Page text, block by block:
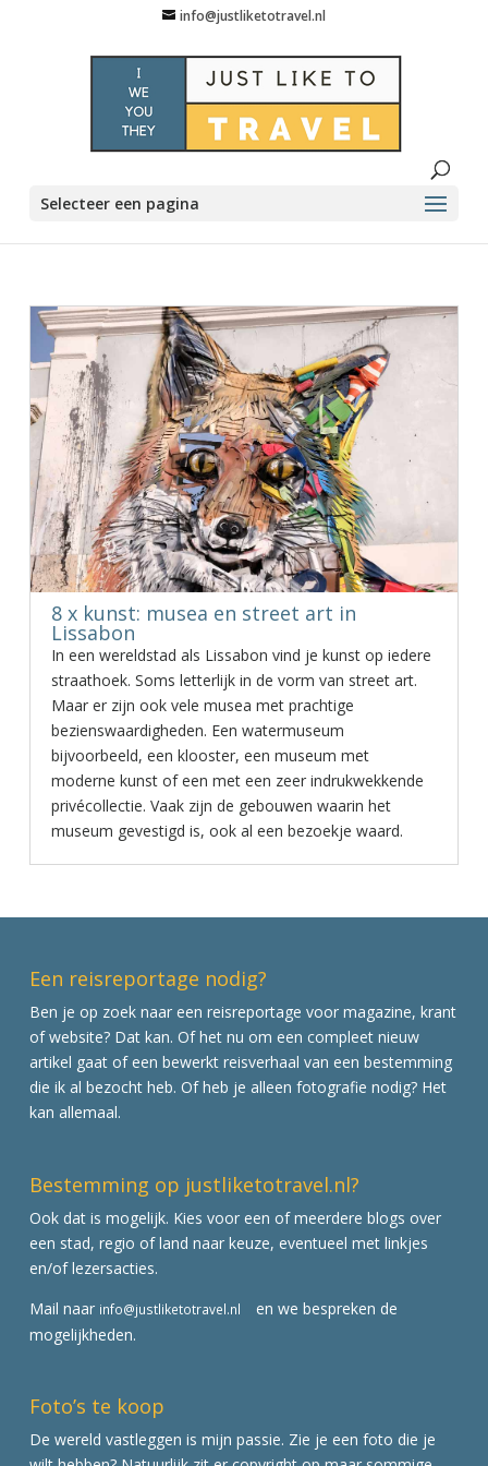
info@justliketotravel.nl
Selecteer een pagina
8 x kunst: musea en street art in
Lissabon
In een wereldstad als Lissabon vind je kunst op iedere
straathoek. Soms letterlijk in de vorm van street art.
Maar er zijn ook vele musea met prachtige
bezienswaardigheden. Een watermuseum
bijvoorbeeld, een klooster, een museum met
moderne kunst of een met een zeer indrukwekkende
privécollectie. Vaak zijn de gebouwen waarin het
museum gevestigd is, ook al een bezoekje waard.
Een reisreportage nodig?
Ben je op zoek naar een reisreportage voor magazine, krant
of website? Dat kan. Of het nu om een compleet nieuw
artikel gaat of een bewerkt reisverhaal van een bestemming
die ik al bezocht heb. Of heb je alleen fotografie nodig? Het
kan allemaal.
Bestemming op justliketotravel.nl?
Ook dat is mogelijk. Kies voor een of meerdere blogs over
een stad, regio of land naar keuze, eventueel met linkjes
en/of lezersacties.
Mail naar info@justliketotravel.nl
en we bespreken de
mogelijkheden.
Foto’s te koop
De wereld vastleggen is mijn passie. Zie je een foto die je